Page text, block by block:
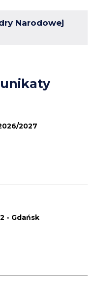
Narodowej
2027
- Gdańsk